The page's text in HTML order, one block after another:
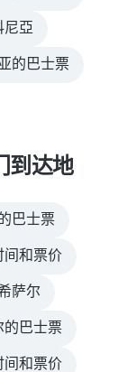
尼亞
的巴士票
到达地
巴士票
间和票价
萨尔
的巴士票
间和票价